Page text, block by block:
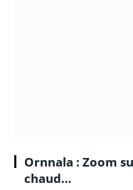
Ornnala : Zoom
chaud…